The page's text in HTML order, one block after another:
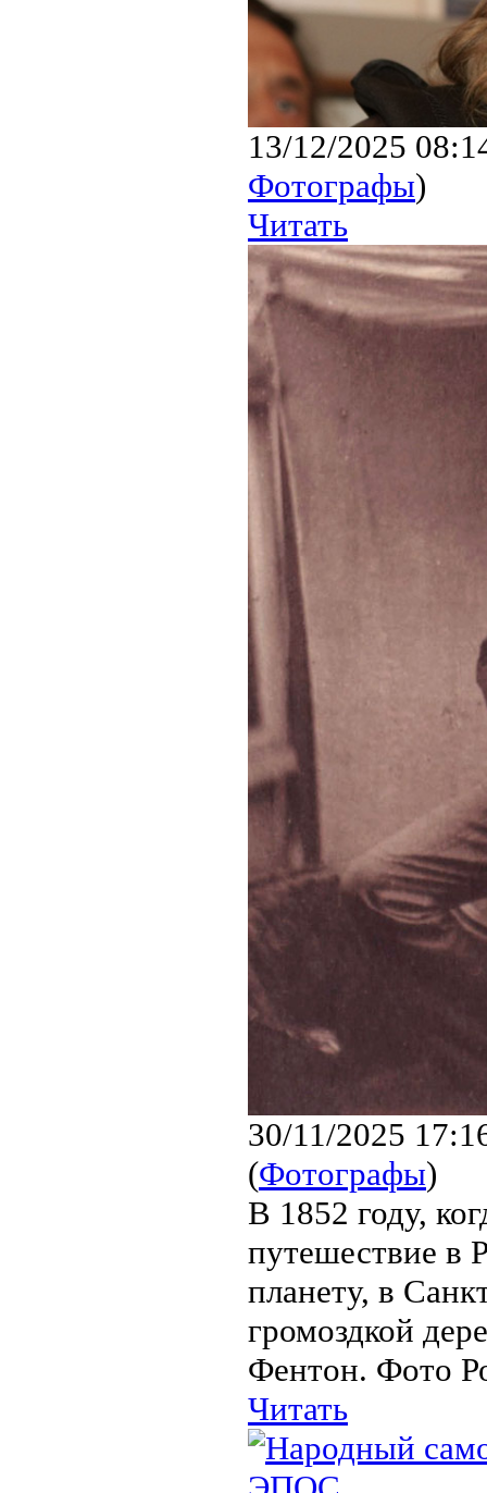
13/12/2025
Фотографы)
Читать
30/11/2025
(Фотографы)
В 1852 году,
путешествие в
планету, в
громоздкой
Фентон. Фото
Читать